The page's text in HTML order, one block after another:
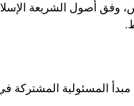
وفق أصول الشريعة
مبدأ المسئولية